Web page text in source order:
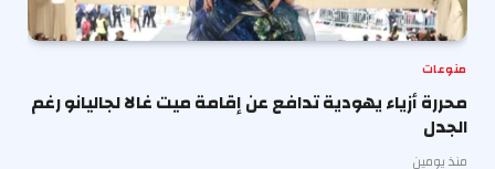
منوعات
محررة أزياء يهودية تدافع عن إقامة ميت غالا لجاليانو رغم
الجدل
منذ يومين